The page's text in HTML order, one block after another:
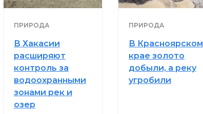
ПРИРОДА
В Хакасии
расширяют
контроль за
водоохранными
зонами рек и
озер
ПРИРОДА
В Красноярском
крае золото
добыли, а реку
угробили